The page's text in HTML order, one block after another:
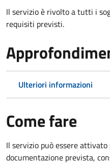
Il servizio è rivolto a tutti i
requisiti previsti.
Ulteriori informazioni
Come fare
Il servizio può essere
documentazione prevista,